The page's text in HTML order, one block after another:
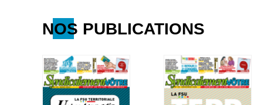
NOS PUBLICATIONS